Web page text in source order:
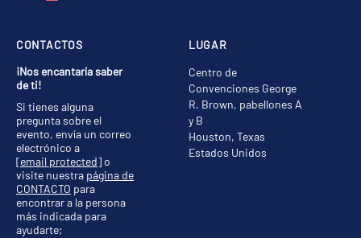
LUGAR
Centro de
Convenciones George
R. Brown, pabellones A
y B
Houston, Texas
Estados Unidos
CONTACTOS
¡Nos encantaría saber
de ti!
Si tienes alguna
pregunta sobre el
evento, envía un correo
electrónico a
[email protected]o
visite nuestra página de
CONTACTO para
encontrar a la persona
más indicada para
ayudarte;